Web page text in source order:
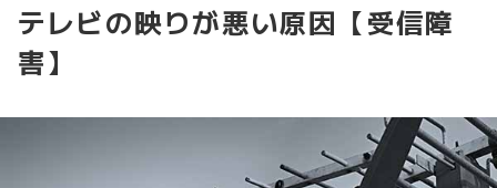
テレビの映りが悪い原因【受信障
害】